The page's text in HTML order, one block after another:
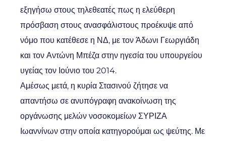
εξηγήσω στους τηλεθεατές πως η ελεύθερη
πρόσβαση στους ανασφάλιστους προέκυψε από
νόμο που κατέθεσε η ΝΔ, με τον Άδωνι Γεωργιάδη
και τον Αντώνη Μπέζα στην ηγεσία του υπουργείου
υγείας τον Ιούνιο του 2014.
Αμέσως μετά, η κυρία Στασινού ζήτησε να
απαντήσω σε ανυπόγραφη ανακοίνωση της
οργάνωσης μελών νοσοκομείων ΣΥΡΙΖΑ
Ιωαννίνων στην οποία κατηγορούμαι ως ψεύτης. Με